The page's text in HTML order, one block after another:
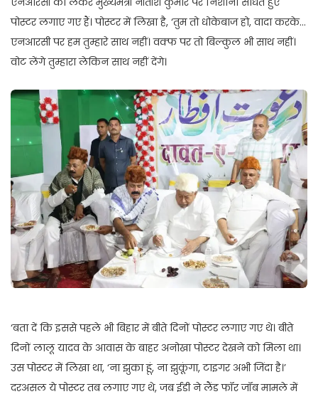
पोस्टर लगाए गए हैं। पोस्टर में लिखा है, ‘तुम तो धोकेबाज हो, वादा करके…
एनआरसी पर हम तुम्हारे साथ नहीं। वक्फ पर तो बिल्कुल भी साथ नहीं।
वोट लेंगे तुम्हारा लेकिन साथ नहीं देंगे।
‘बता दें कि इससे पहले भी बिहार में बीते दिनों पोस्टर लगाए गए थे। बीते
दिनों लालू यादव के आवास के बाहर अनोखा पोस्टर देखने को मिला था।
उस पोस्टर में लिखा था, ‘ना झुका हूं, ना झुकूंगा, टाइगर अभी जिंदा है।’
दरअसल ये पोस्टर तब लगाए गए थे, जब ईडी ने लैंड फॉर जॉब मामले में